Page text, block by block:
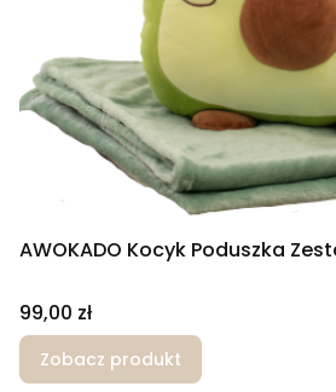
AWOKADO Kocyk Poduszka
Cena
99,00 zł
Zobacz produkt